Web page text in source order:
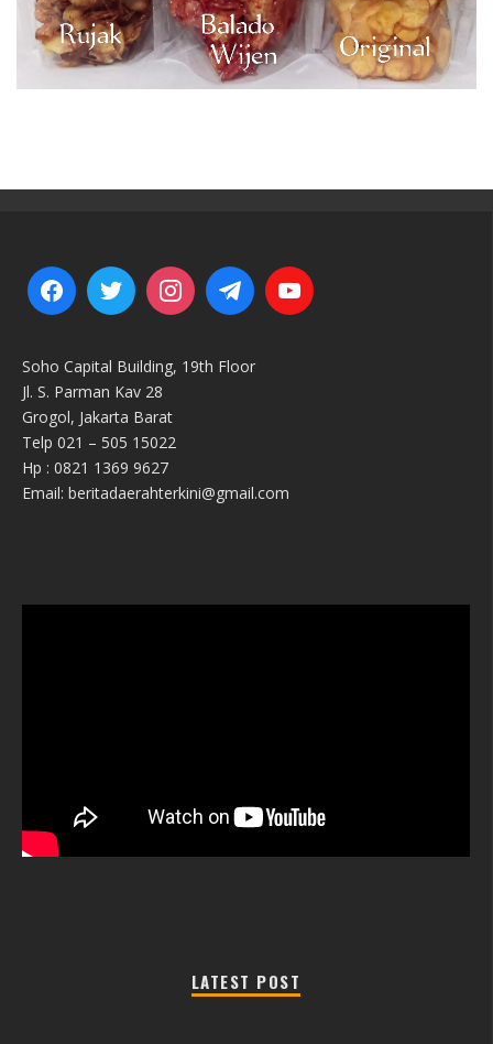
Soho Capital Building, 19th Floor
Jl. S. Parman Kav 28
Grogol, Jakarta Barat
Telp 021 – 505 15022
Hp : 0821 1369 9627
Email: beritadaerahterkini@gmail.com
LATEST POST